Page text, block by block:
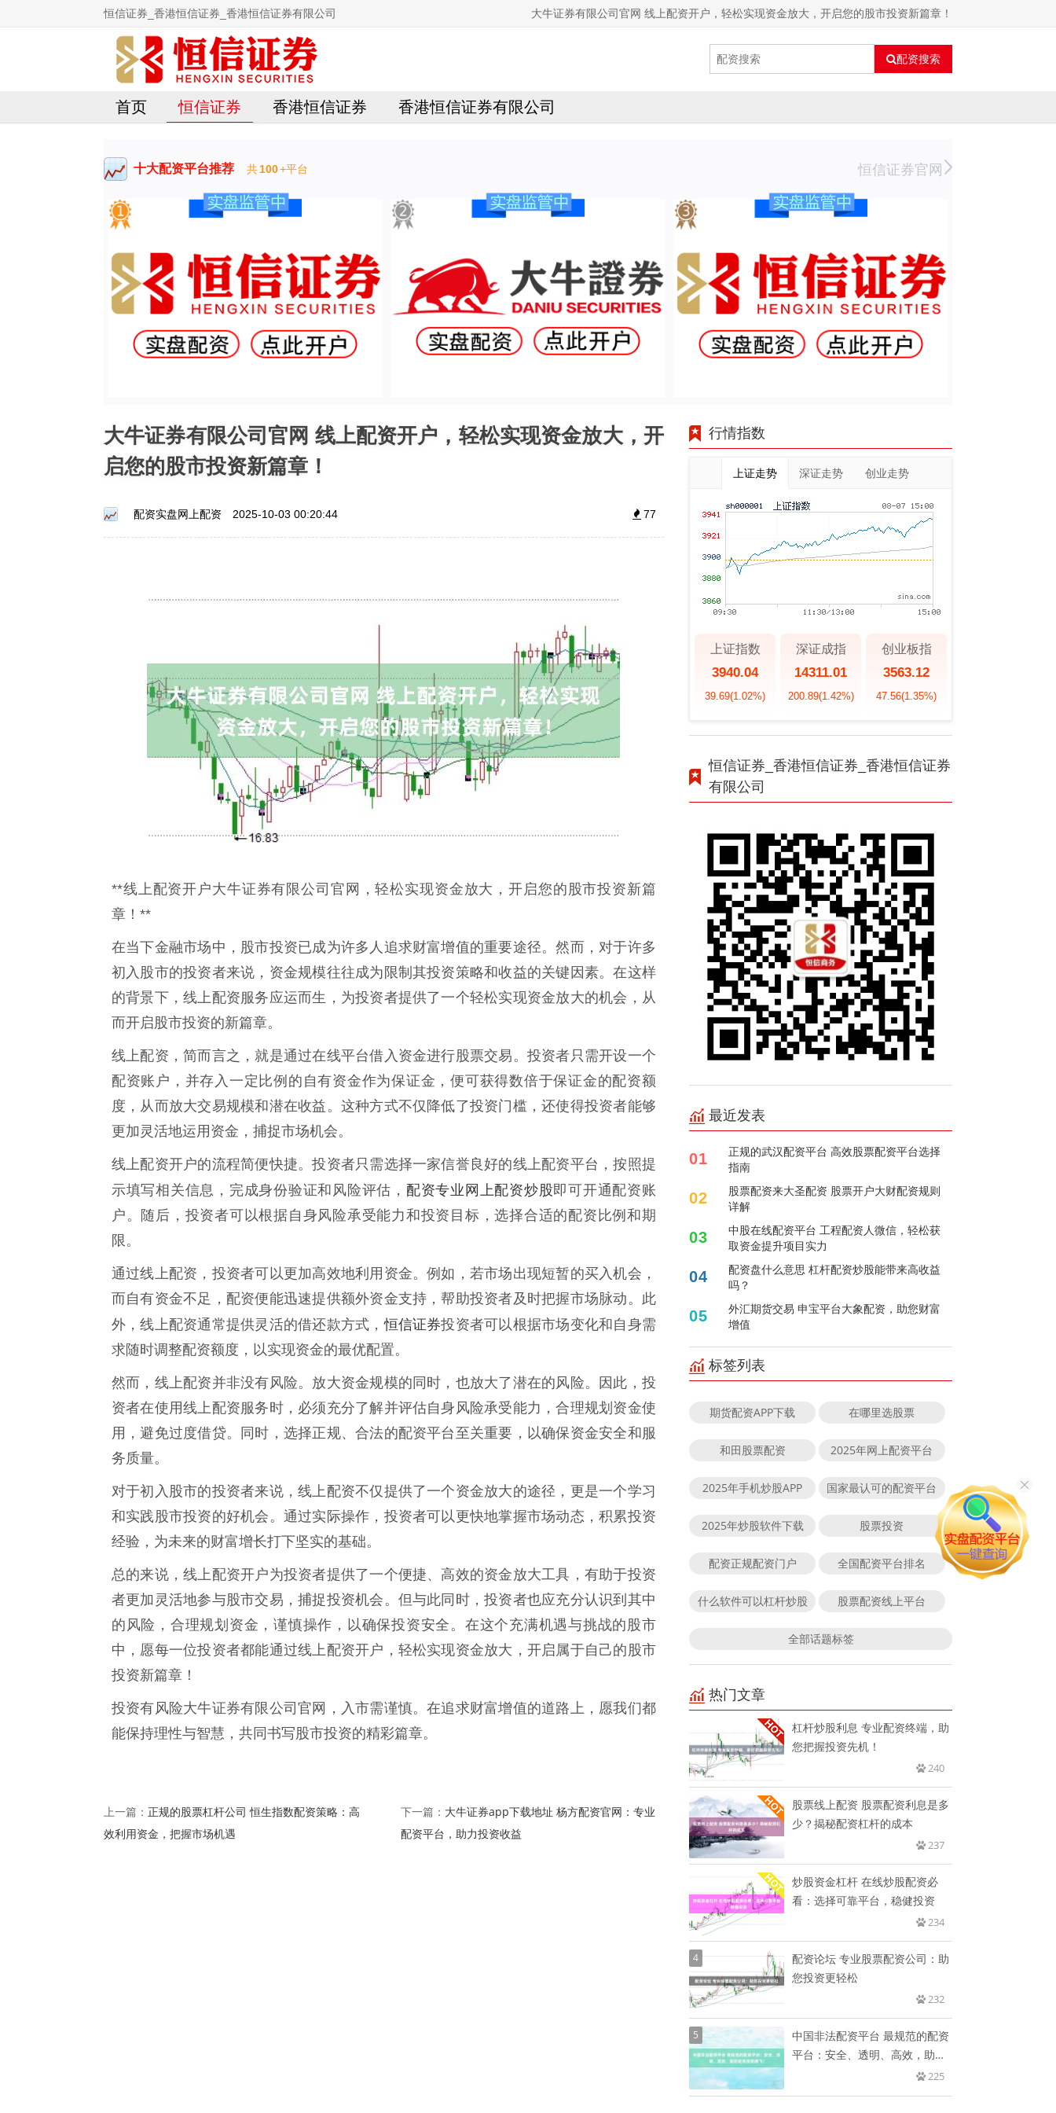
恒信证券_香港恒信证券_香港恒信证券有限公司 大牛证券有限公司官网 线上配资开户，轻松实现资金放大，开启您的股市投资新篇章！
配资搜索
首页 恒信证券 香港恒信证券 香港恒信证券有限公司
十大配资平台推荐 共100+平台 恒信证券官网
大牛证券有限公司官网 线上配资开户，轻松实现资金放大，开
启您的股市投资新篇章！
配资实盘网上配资 2025-10-03 00:20:44 77
**线上配资开户大牛证券有限公司官网，轻松实现资金放大，开启您的股市投资新篇
章！**
在当下金融市场中，股市投资已成为许多人追求财富增值的重要途径。然而，对于许多
初入股市的投资者来说，资金规模往往成为限制其投资策略和收益的关键因素。在这样
的背景下，线上配资服务应运而生，为投资者提供了一个轻松实现资金放大的机会，从
而开启股市投资的新篇章。
线上配资，简而言之，就是通过在线平台借入资金进行股票交易。投资者只需开设一个
配资账户，并存入一定比例的自有资金作为保证金，便可获得数倍于保证金的配资额
度，从而放大交易规模和潜在收益。这种方式不仅降低了投资门槛，还使得投资者能够
更加灵活地运用资金，捕捉市场机会。
线上配资开户的流程简便快捷。投资者只需选择一家信誉良好的线上配资平台，按照提
示填写相关信息，完成身份验证和风险评估， 配资专业网上配资炒股即可开通配资账
户。随后，投资者可以根据自身风险承受能力和投资目标，选择合适的配资比例和期
限。
通过线上配资，投资者可以更加高效地利用资金。例如，若市场出现短暂的买入机会，
而自有资金不足，配资便能迅速提供额外资金支持，帮助投资者及时把握市场脉动。此
外，线上配资通常提供灵活的借还款方式，恒信证券投资者可以根据市场变化和自身需
求随时调整配资额度，以实现资金的最优配置。
然而，线上配资并非没有风险。放大资金规模的同时，也放大了潜在的风险。因此，投
资者在使用线上配资服务时，必须充分了解并评估自身风险承受能力，合理规划资金使
用，避免过度借贷。同时，选择正规、合法的配资平台至关重要，以确保资金安全和服
务质量。
对于初入股市的投资者来说，线上配资不仅提供了一个资金放大的途径，更是一个学习
和实践股市投资的好机会。通过实际操作，投资者可以更快地掌握市场动态，积累投资
经验，为未来的财富增长打下坚实的基础。
总的来说，线上配资开户为投资者提供了一个便捷、高效的资金放大工具，有助于投资
者更加灵活地参与股市交易，捕捉投资机会。但与此同时，投资者也应充分认识到其中
的风险，合理规划资金，谨慎操作，以确保投资安全。在这个充满机遇与挑战的股市
中，愿每一位投资者都能通过线上配资开户，轻松实现资金放大，开启属于自己的股市
投资新篇章！
投资有风险大牛证券有限公司官网，入市需谨慎。在追求财富增值的道路上，愿我们都
能保持理性与智慧，共同书写股市投资的精彩篇章。
上一篇： 正规的股票杠杆公司 恒生指数配资策略：高
效利用资金，把握市场机遇
下一篇： 大牛证券app下载地址 杨方配资官网：专业
配资平台，助力投资收益
行情指数
上证走势 深证走势 创业走势
上证指数
3940.04
39.69(1.02%)
深证成指
14311.01
200.89(1.42%)
创业板指
3563.12
47.56(1.35%)
恒信证券_香港恒信证券_香港恒信证券
有限公司
最近发表
01
正规的武汉配资平台 高效股票配资平台选择
指南
02
股票配资来大圣配资 股票开户大财配资规则
详解
03
中股在线配资平台 工程配资人微信，轻松获
取资金提升项目实力
04
配资盘什么意思 杠杆配资炒股能带来高收益
吗？
05
外汇期货交易 申宝平台大象配资，助您财富
增值
标签列表
期货配资APP下载 在哪里选股票
和田股票配资 2025年网上配资平台
2025年手机炒股APP 国家最认可的配资平台
2025年炒股软件下载 股票投资
配资正规配资门户 全国配资平台排名
什么软件可以杠杆炒股 股票配资线上平台
全部话题标签
热门文章
杠杆炒股利息 专业配资终端，助
您把握投资先机！
240
股票线上配资 股票配资利息是多
少？揭秘配资杠杆的成本
237
炒股资金杠杆 在线炒股配资必
看：选择可靠平台，稳健投资
234
4
配资论坛 专业股票配资公司：助
您投资更轻松
232
5
中国非法配资平台 最规范的配资
平台：安全、透明、高效，助您
225